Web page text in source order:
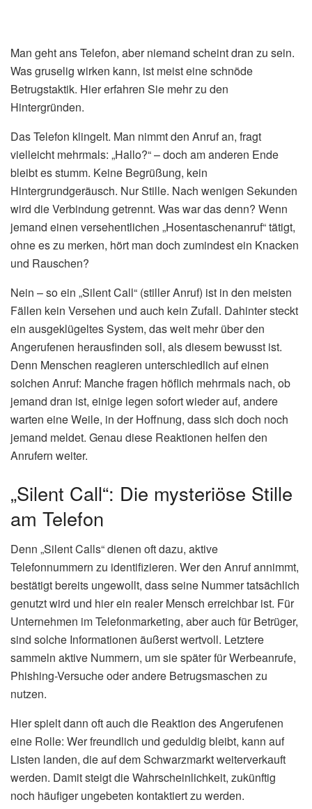
Man geht ans Telefon, aber niemand scheint dran zu sein.
Was gruselig wirken kann, ist meist eine schnöde
Betrugstaktik. Hier erfahren Sie mehr zu den
Hintergründen.
Das Telefon klingelt. Man nimmt den Anruf an, fragt
vielleicht mehrmals: „Hallo?“ – doch am anderen Ende
bleibt es stumm. Keine Begrüßung, kein
Hintergrundgeräusch. Nur Stille. Nach wenigen Sekunden
wird die Verbindung getrennt. Was war das denn? Wenn
jemand einen versehentlichen „Hosentaschenanruf“ tätigt,
ohne es zu merken, hört man doch zumindest ein Knacken
und Rauschen?
Nein – so ein „Silent Call“ (stiller Anruf) ist in den meisten
Fällen kein Versehen und auch kein Zufall. Dahinter steckt
ein ausgeklügeltes System, das weit mehr über den
Angerufenen herausfinden soll, als diesem bewusst ist.
Denn Menschen reagieren unterschiedlich auf einen
solchen Anruf: Manche fragen höflich mehrmals nach, ob
jemand dran ist, einige legen sofort wieder auf, andere
warten eine Weile, in der Hoffnung, dass sich doch noch
jemand meldet. Genau diese Reaktionen helfen den
Anrufern weiter.
„Silent Call“: Die mysteriöse Stille
am Telefon
Denn „Silent Calls“ dienen oft dazu, aktive
Telefonnummern zu identifizieren. Wer den Anruf annimmt,
bestätigt bereits ungewollt, dass seine Nummer tatsächlich
genutzt wird und hier ein realer Mensch erreichbar ist. Für
Unternehmen im Telefonmarketing, aber auch für Betrüger,
sind solche Informationen äußerst wertvoll. Letztere
sammeln aktive Nummern, um sie später für Werbeanrufe,
Phishing-Versuche oder andere Betrugsmaschen zu
nutzen.
Hier spielt dann oft auch die Reaktion des Angerufenen
eine Rolle: Wer freundlich und geduldig bleibt, kann auf
Listen landen, die auf dem Schwarzmarkt weiterverkauft
werden. Damit steigt die Wahrscheinlichkeit, zukünftig
noch häufiger ungebeten kontaktiert zu werden.